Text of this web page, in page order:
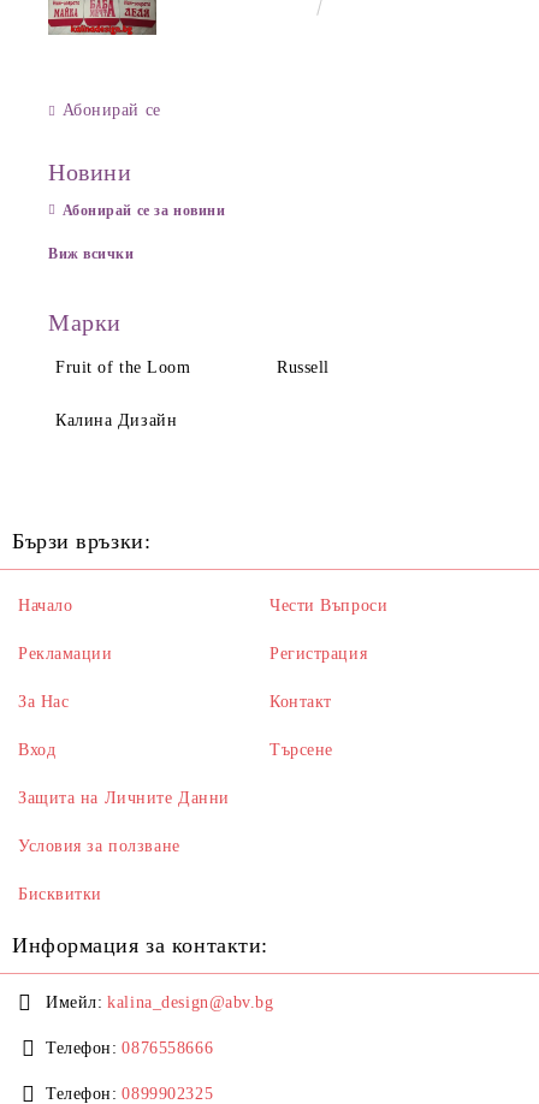
Абонирай се
Новини
Абонирай се за новини
Виж всички
Марки
Fruit of the Loom Russell
Калина Дизайн
Бързи връзки:
Начало
Рекламации
За Нас
Вход
Чести Въпроси
Регистрация
Контакт
Търсене
Защита на Личните Данни
Условия за ползване
Бисквитки
Информация за контакти:
Имейл: kalina_design@abv.bg
Телефон: 0876558666
Телефон: 0899902325